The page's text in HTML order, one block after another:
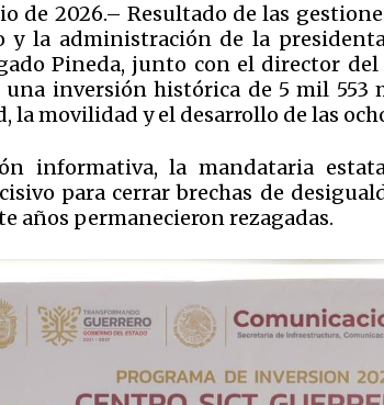
de 2026.– Resultado de las
y la administración de la
Pineda, junto con el director del
una inversión histórica de 5 mil 553
la movilidad y el desarrollo de las
informativa, la mandataria
para cerrar brechas de
años permanecieron rezagadas.